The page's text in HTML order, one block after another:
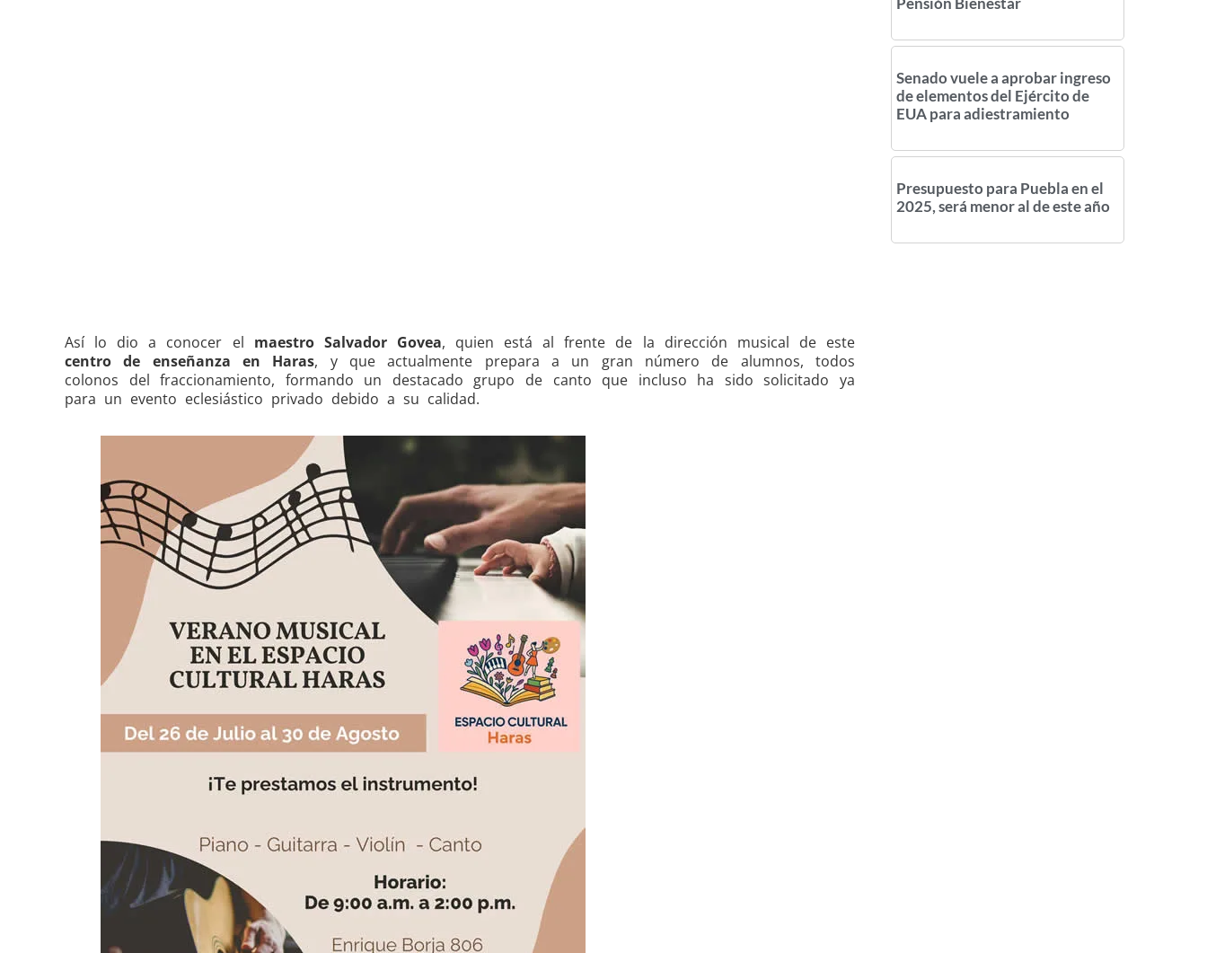
Así lo dio a conocer el maestro Salvador Govea, quien está al frente de la dirección musical de este
centro de enseñanza en Haras, y que actualmente prepara a un gran número de alumnos, todos
colonos del fraccionamiento, formando un destacado grupo de canto que incluso ha sido solicitado ya
para un evento eclesiástico privado debido a su calidad.
Senado vuele a aprobar ingreso
de elementos del Ejército de
EUA para adiestramiento
Presupuesto para Puebla en el
2025, será menor al de este año